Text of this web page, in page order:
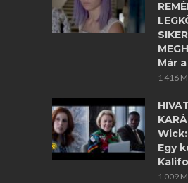
Már
1 416
Egy
1 009